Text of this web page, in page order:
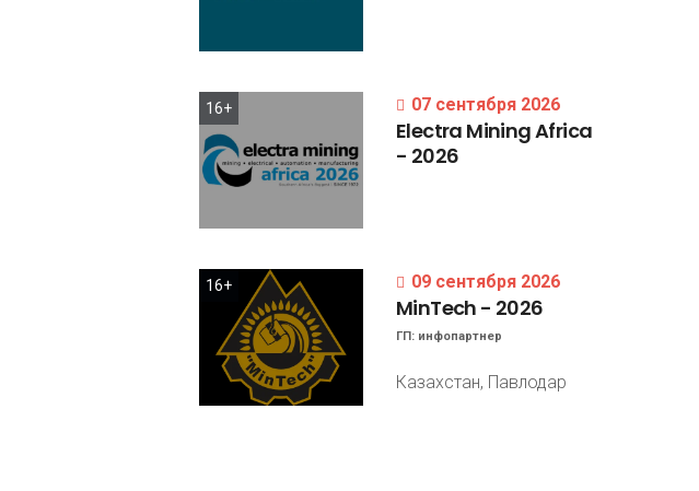
16+ 07 сентября 2026
Electra MiningAfrica
- 2026
16+ 09 сентября 2026
MinTech - 2026
ГП: инфопартнер
Казахстан, Павлодар